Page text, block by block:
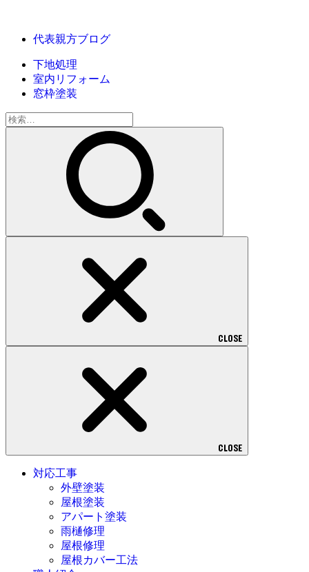
代表親方ブログ
下地処理
室内リフォーム
窓枠塗装
検
索:
CLOSE
CLOSE
対応工事
外壁塗装
屋根塗装
アパート塗装
雨樋修理
屋根修理
屋根カバー工法